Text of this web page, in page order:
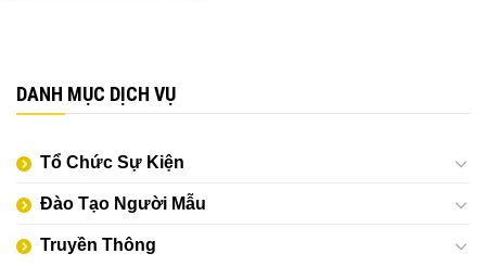
DANH MỤC DỊCH VỤ
Tổ Chức Sự Kiện
Đào Tạo Người Mẫu
Truyền Thông